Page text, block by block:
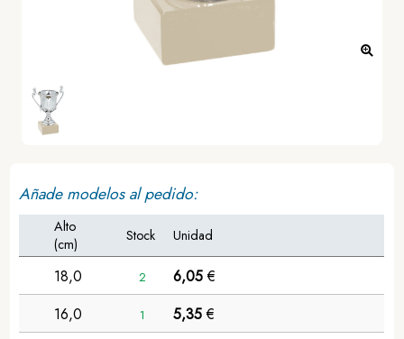
Añade modelos al pedido:
Alto
(cm)
Stock Unidad
18,0 2 6,05€
16,0
1 5,35€